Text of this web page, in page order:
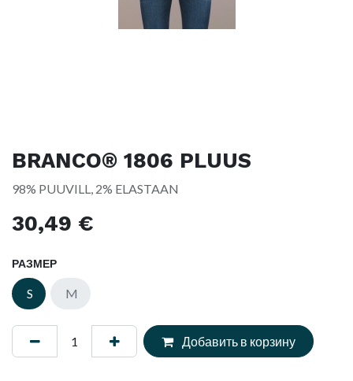
BRANCO® 1806 PLUUS
98% PUUVILL, 2% ELASTAAN
30,49 €
РАЗМЕР
S M
Добавить в корзину